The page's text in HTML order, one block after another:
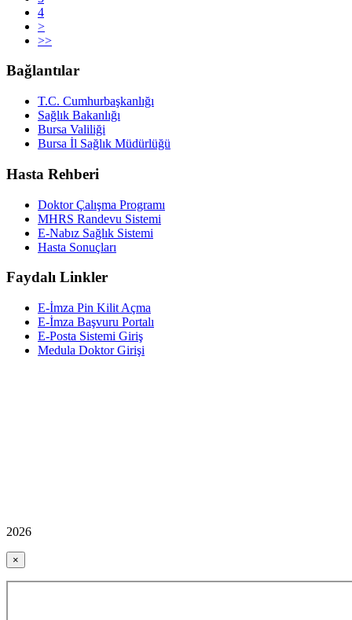
4
>
>>
Bağlantılar
T.C. Cumhurbaşkanlığı
Sağlık Bakanlığı
Bursa Valiliği
Bursa İl Sağlık Müdürlüğü
Hasta Rehberi
Doktor Çalışma Programı
MHRS Randevu Sistemi
E-Nabız Sağlık Sistemi
Hasta Sonuçları
Faydalı Linkler
E-İmza Pin Kilit Açma
E-İmza Başvuru Portalı
E-Posta Sistemi Giriş
Medula Doktor Girişi
2026
×